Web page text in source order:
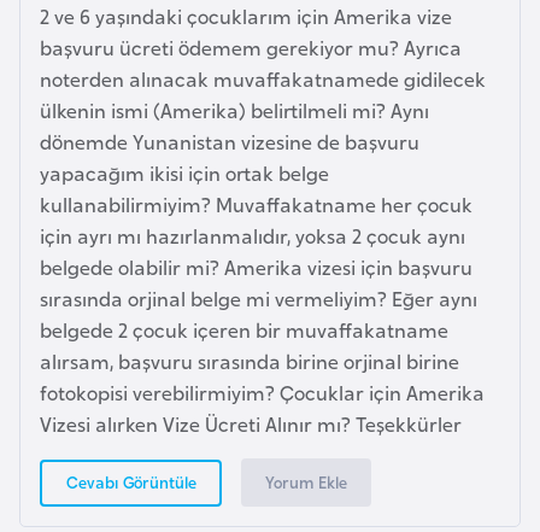
2 ve 6 yaşındaki çocuklarım için Amerika vize
başvuru ücreti ödemem gerekiyor mu? Ayrıca
noterden alınacak muvaffakatnamede gidilecek
ülkenin ismi (Amerika) belirtilmeli mi? Aynı
dönemde Yunanistan vizesine de başvuru
yapacağım ikisi için ortak belge
kullanabilirmiyim? Muvaffakatname her çocuk
için ayrı mı hazırlanmalıdır, yoksa 2 çocuk aynı
belgede olabilir mi? Amerika vizesi için başvuru
sırasında orjinal belge mi vermeliyim? Eğer aynı
belgede 2 çocuk içeren bir muvaffakatname
alırsam, başvuru sırasında birine orjinal birine
fotokopisi verebilirmiyim? Çocuklar için Amerika
Vizesi alırken Vize Ücreti Alınır mı? Teşekkürler
Cevabı Görüntüle Yorum Ekle
n
B
a
h
r
e
y
n
B
a
n
g
a